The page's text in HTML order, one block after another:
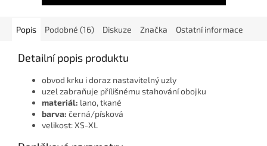
Popis Podobné (16) Diskuze Značka Ostatní informace
Detailní popis produktu
obvod krku i doraz nastavitelný uzly
uzel zabraňuje přílišnému stahování obojku
materiál: lano, tkané
barva: černá/písková
velikost: XS-XL